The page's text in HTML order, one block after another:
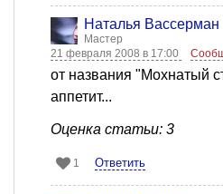
Наталья Вассерман
Мастер
21 февраля 2008 в 17:00
от названия "Мохнатый
аппетит...
Оценка статьи: 3
1 Ответить